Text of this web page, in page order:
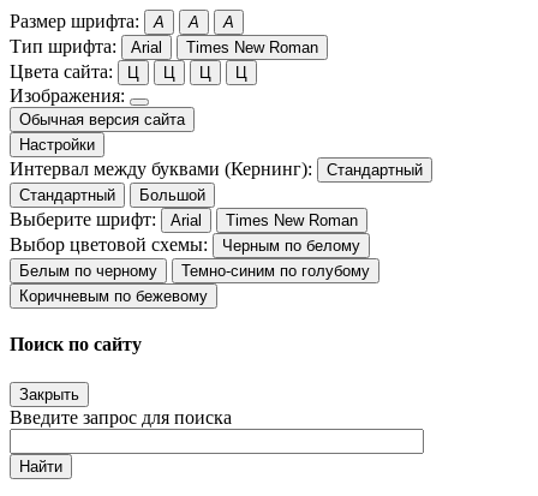
Размер шрифта: A A A
Тип шрифта: Arial Times New Roman
Цвета сайта: Ц Ц Ц Ц
Изображения:
Обычная версия сайта
Настройки
Интервал между буквами (Кернинг):
Стандартный
Стандартный
Большой
Выберите шрифт: Arial Times New Roman
Выбор цветовой схемы:
Черным по белому
Белым по черному
Темно-синим по голубому
Коричневым по бежевому
Поиск по сайту
Закрыть
Введите запрос для поиска
Найти